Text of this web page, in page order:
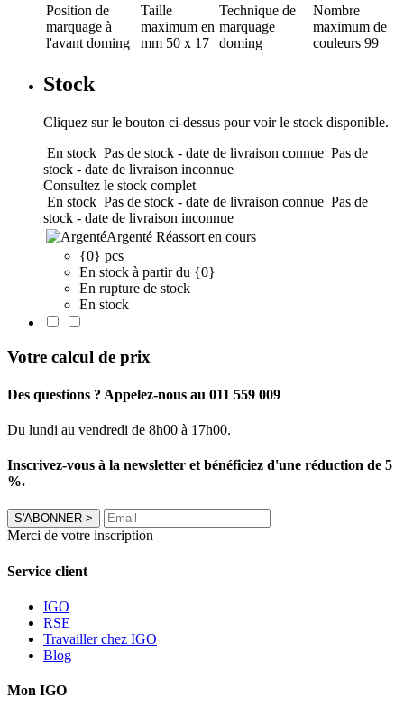
Position de
marquage à
l'avant doming
Taille
maximum en
mm 50 x 17
Technique de
marquage
doming
Nombre
maximum de
couleurs 99
Stock
Cliquez sur le bouton ci-dessus pour voir le stock disponible.
En stock Pas de stock - date de livraison connue Pas de
stock - date de livraison inconnue
Consultez le stock complet
En stock Pas de stock - date de livraison connue Pas de
stock - date de livraison inconnue
Argenté Réassort en cours
{0} pcs
En stock à partir du {0}
En rupture de stock
En stock
Votre calcul de prix
Des questions ? Appelez-nous au 011 559 009
Du lundi au vendredi de 8h00 à 17h00.
Inscrivez-vous à la newsletter et bénéficiez d'une réduction de 5
%.
S'ABONNER >
Merci de votre inscription
Service client
IGO
RSE
Travailler chez IGO
Blog
Mon IGO